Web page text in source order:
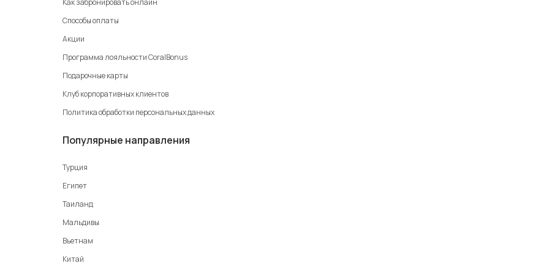
Способы оплаты
Акции
Программа лояльности CoralBonus
Подарочные карты
Клуб корпоративных клиентов
Политика обработки персональных данных
Популярные направления
Турция
Египет
Таиланд
Мальдивы
Вьетнам
Китай